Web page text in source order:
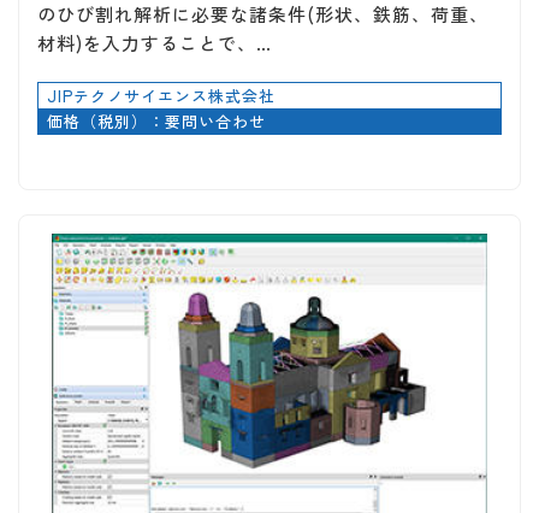
のひび割れ解析に必要な諸条件(形状、鉄筋、荷重、
材料)を入力することで、…
JIPテクノサイエンス株式会社
価格（税別）：要問い合わせ